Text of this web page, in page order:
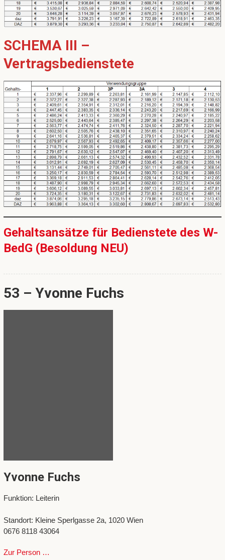
SCHEMA III –
Vertragsbedienstete
Gehaltsansätze für Bedienstete des W-
BedG (Besoldung NEU)
53 – Yvonne Fuchs
Yvonne Fuchs
Funktion: Leiterin
Standort: Kleine Sperlgasse 2a, 1020 Wien
0676 8118 43064
Zur Person …